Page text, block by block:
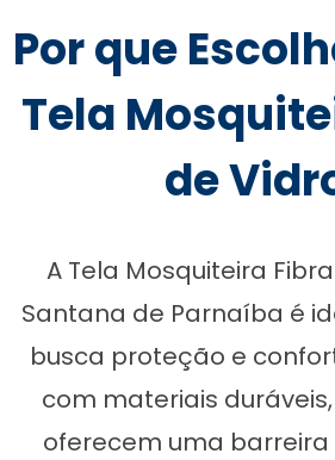
Por que
Tela
de
A Tela Mosquiteira
Santana de Parnaíba é
busca proteção e
com materiais
oferecem uma barreira